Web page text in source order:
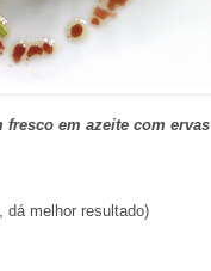
fresco em azeite com ervas
dá melhor resultado)